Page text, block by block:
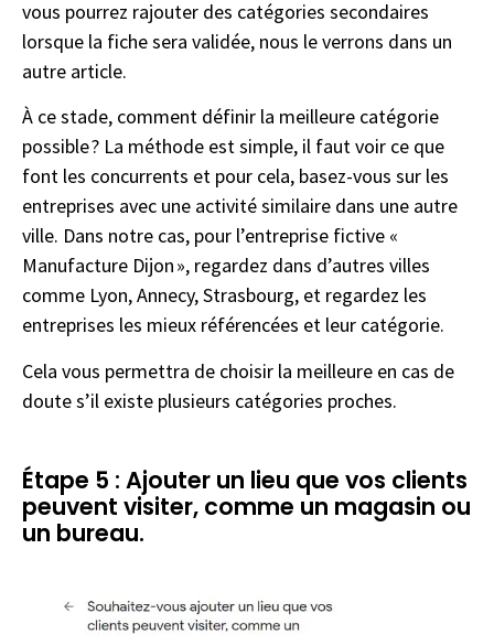
vous pourrez rajouter des catégories secondaires
lorsque la fiche sera validée, nous le verrons dans un
autre article.
À ce stade, comment définir la meilleure catégorie
possible ? La méthode est simple, il faut voir ce que
font les concurrents et pour cela, basez-vous sur les
entreprises avec une activité similaire dans une autre
ville. Dans notre cas, pour l’entreprise fictive «
Manufacture Dijon », regardez dans d’autres villes
comme Lyon, Annecy, Strasbourg, et regardez les
entreprises les mieux référencées et leur catégorie.
Cela vous permettra de choisir la meilleure en cas de
doute s’il existe plusieurs catégories proches.
Étape 5 : Ajouter un lieu que vos clients
peuvent visiter, comme un magasin ou
un bureau.